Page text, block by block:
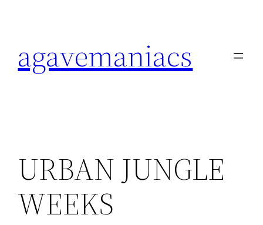
agavemaniacs
URBAN JUNGLE
WEEKS